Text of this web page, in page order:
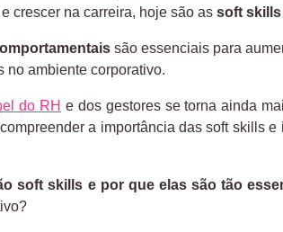
crescer na carreira, hoje são as soft skills
são essenciais para
no ambiente corporativo.
do RH e dos gestores se torna ainda
a importância das soft skills
soft skills e por que elas são tão